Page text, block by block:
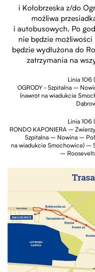
i Kołobrzeska z/do
możliwa
i autobusowych. Po
nie będzie
będzie wydłużona do
zatrzymania na
Linia 106
OGRODY - Szpitalna –
(nawrót na wiadukcie
Linia 106
RONDO KAPONIERA –
Szpitalna – Nowina –
na wiadukcie Smochowice) –
–